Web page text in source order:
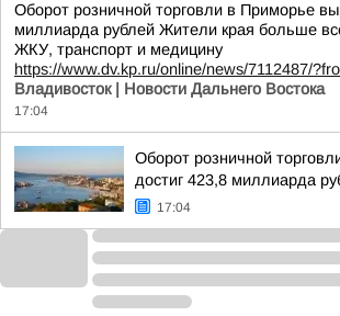
Оборот розничной торговли в Приморье
миллиарда рублей Жители края больше
ЖКУ, транспорт и медицину
https://www.dv.kp.ru/online/news/7112487/
Владивосток | Новости Дальнего Востока
17:04
Оборот розничной
достиг 423,8 миллиарда
17:04